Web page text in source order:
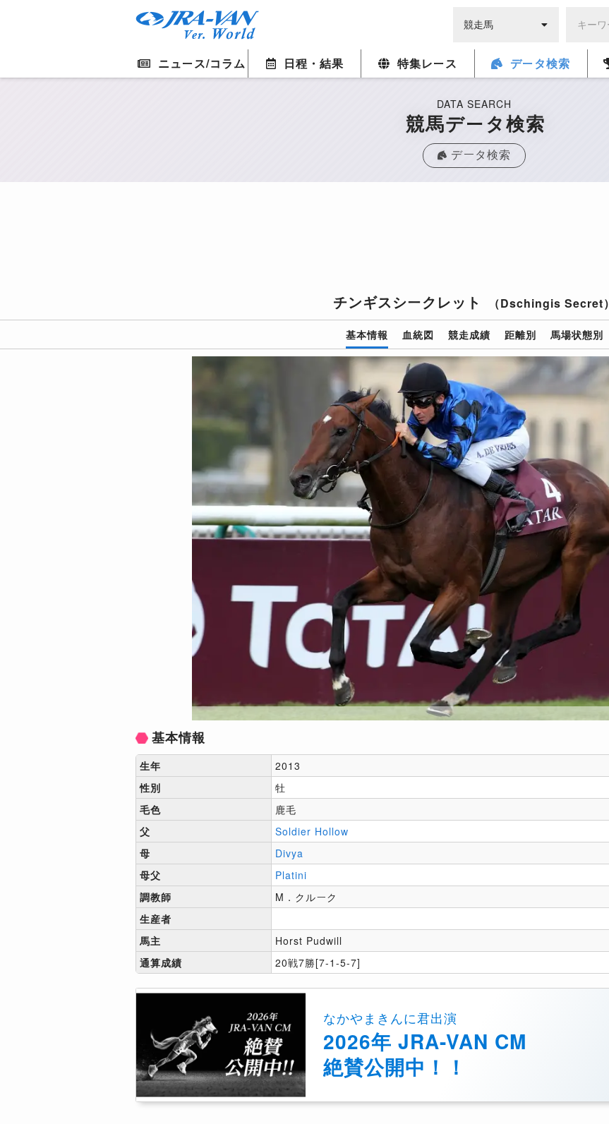
ニュース/コラム 日程・結果 特集レース データ検索
DATA SEARCH
競馬データ検索
データ検索
チンギスシークレット （Dschingis Secret）
基本情報 血統図 競走成績 距離別 馬場状態別
基本情報
生年
2013
性別
牡
毛色
鹿毛
父
Soldier Hollow
母
Divya
母父
Platini
調教師
M．クルーク
生産者
馬主
Horst Pudwill
通算成績
20戦7勝[7-1-5-7]
なかやまきんに君出演
2026年 JRA-VAN CM
絶賛公開中！！